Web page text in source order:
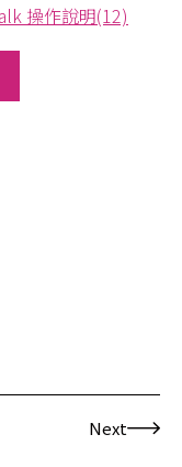
操作說明(12)
Next